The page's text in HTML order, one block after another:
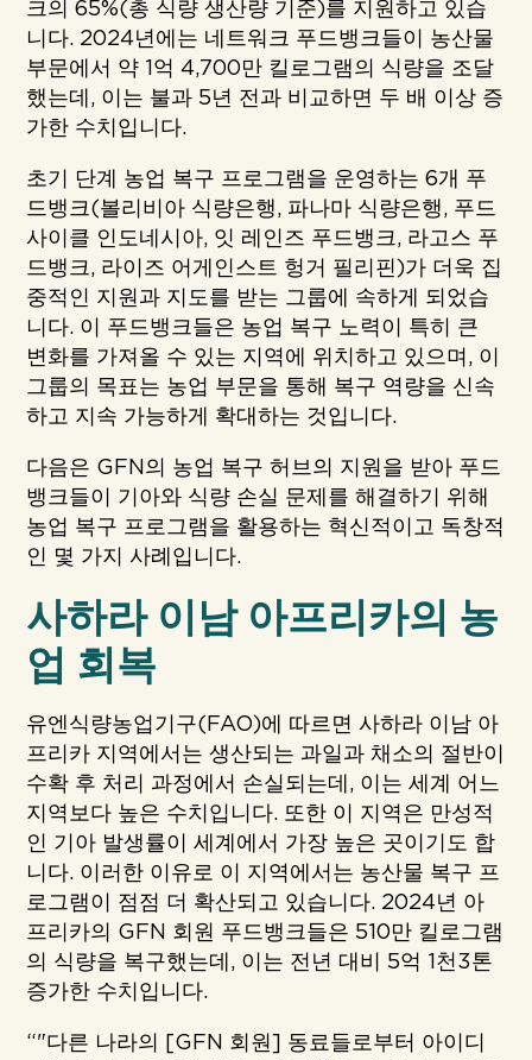
크의 65%(총 식량 생산량 기준)를 지원하고 있습
니다. 2024년에는 네트워크 푸드뱅크들이 농산물
부문에서 약 1억 4,700만 킬로그램의 식량을 조달
했는데, 이는 불과 5년 전과 비교하면 두 배 이상 증
가한 수치입니다.
초기 단계 농업 복구 프로그램을 운영하는 6개 푸
드뱅크(볼리비아 식량은행, 파나마 식량은행, 푸드
사이클 인도네시아, 잇 레인즈 푸드뱅크, 라고스 푸
드뱅크, 라이즈 어게인스트 헝거 필리핀)가 더욱 집
중적인 지원과 지도를 받는 그룹에 속하게 되었습
니다. 이 푸드뱅크들은 농업 복구 노력이 특히 큰
변화를 가져올 수 있는 지역에 위치하고 있으며, 이
그룹의 목표는 농업 부문을 통해 복구 역량을 신속
하고 지속 가능하게 확대하는 것입니다.
다음은 GFN의 농업 복구 허브의 지원을 받아 푸드
뱅크들이 기아와 식량 손실 문제를 해결하기 위해
농업 복구 프로그램을 활용하는 혁신적이고 독창적
인 몇 가지 사례입니다.
사하라 이남 아프리카의 농
업 회복
유엔식량농업기구(FAO)에 따르면 사하라 이남 아
프리카 지역에서는 생산되는 과일과 채소의 절반이
수확 후 처리 과정에서 손실되는데, 이는 세계 어느
지역보다 높은 수치입니다. 또한 이 지역은 만성적
인 기아 발생률이 세계에서 가장 높은 곳이기도 합
니다. 이러한 이유로 이 지역에서는 농산물 복구 프
로그램이 점점 더 확산되고 있습니다. 2024년 아
프리카의 GFN 회원 푸드뱅크들은 510만 킬로그램
의 식량을 복구했는데, 이는 전년 대비 5억 1천3톤
증가한 수치입니다.
“"다른 나라의 [GFN 회원] 동료들로부터 아이디